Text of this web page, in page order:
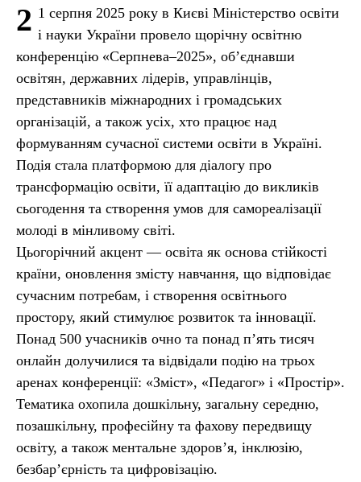
2 1 серпня 2025 року в Києві Міністерство освіти
і науки України провело щорічну освітню
конференцію «Серпнева–2025», об’єднавши
освітян, державних лідерів, управлінців,
представників міжнародних і громадських
організацій, а також усіх, хто працює над
формуванням сучасної системи освіти в Україні.
Подія стала платформою для діалогу про
трансформацію освіти, її адаптацію до викликів
сьогодення та створення умов для самореалізації
молоді в мінливому світі.
Цьогорічний акцент — освіта як основа стійкості
країни, оновлення змісту навчання, що відповідає
сучасним потребам, і створення освітнього
простору, який стимулює розвиток та інновації.
Понад 500 учасників очно та понад п’ять тисяч
онлайн долучилися та відвідали подію на трьох
аренах конференції: «Зміст», «Педагог» і «Простір».
Тематика охопила дошкільну, загальну середню,
позашкільну, професійну та фахову передвищу
освіту, а також ментальне здоров’я, інклюзію,
безбар’єрність та цифровізацію.